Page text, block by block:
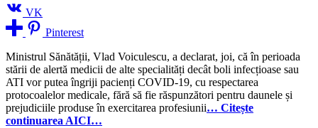
VK
Pinterest
Ministrul Sănătății, Vlad Voiculescu, a declarat, joi, că în perioada
stării de alertă medicii de alte specialități decât boli infecțioase sau
ATI vor putea îngriji pacienți COVID-19, cu respectarea
protocoalelor medicale, fără să fie răspunzători pentru daunele și
prejudiciile produse în exercitarea profesiunii… Citește
continuarea AICI…